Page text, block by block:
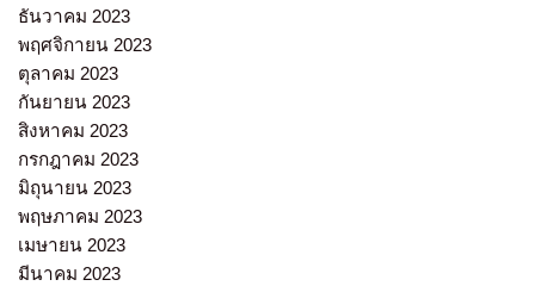
ธันวาคม 2023
พฤศจิกายน 2023
ตุลาคม 2023
กันยายน 2023
สิงหาคม 2023
กรกฎาคม 2023
มิถุนายน 2023
พฤษภาคม 2023
เมษายน 2023
มีนาคม 2023